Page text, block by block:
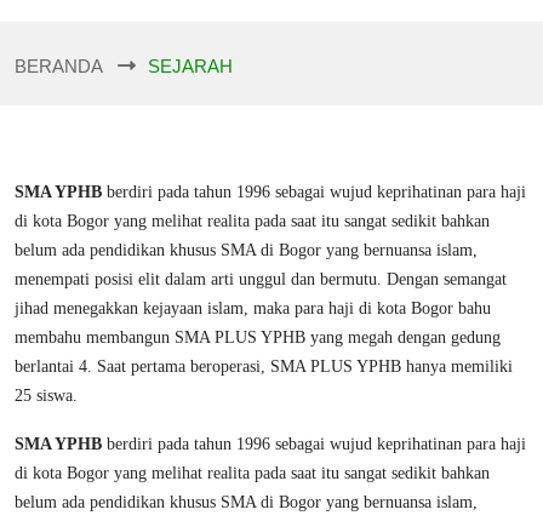
BERANDA SEJARAH
SMA YPHB berdiri pada tahun 1996 sebagai wujud keprihatinan para haji
di kota Bogor yang melihat realita pada saat itu sangat sedikit bahkan
belum ada pendidikan khusus SMA di Bogor yang bernuansa islam,
menempati posisi elit dalam arti unggul dan bermutu. Dengan semangat
jihad menegakkan kejayaan islam, maka para haji di kota Bogor bahu
membahu membangun SMA PLUS YPHB yang megah dengan gedung
berlantai 4. Saat pertama beroperasi, SMA PLUS YPHB hanya memiliki
25 siswa.
SMA YPHB berdiri pada tahun 1996 sebagai wujud keprihatinan para haji
di kota Bogor yang melihat realita pada saat itu sangat sedikit bahkan
belum ada pendidikan khusus SMA di Bogor yang bernuansa islam,